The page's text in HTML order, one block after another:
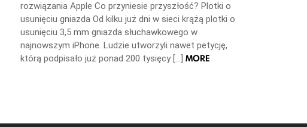
rozwiązania Apple Co przyniesie przyszłość? Plotki o
usunięciu gniazda Od kilku już dni w sieci krążą plotki o
usunięciu 3,5 mm gniazda słuchawkowego w
najnowszym iPhone. Ludzie utworzyli nawet petycję,
którą podpisało już ponad 200 tysięcy […] MORE